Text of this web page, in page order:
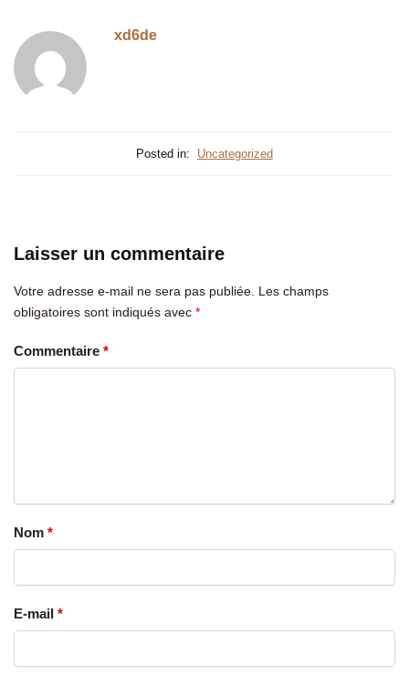
xd6de
Posted in: Uncategorized
Laisser un commentaire
Votre adresse e-mail ne sera pas publiée. Les champs
obligatoires sont indiqués avec *
Commentaire *
Nom *
E-mail *